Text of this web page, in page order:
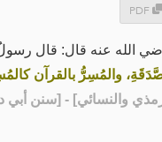
PDF
الله عنه قال: قال
والمُسِرُّ بالقرآن
والنسائي] - [سنن أبي داود: